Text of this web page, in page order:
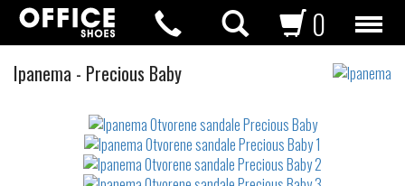
0
Ipanema Otvorene
- Precious Baby
waterrepellent